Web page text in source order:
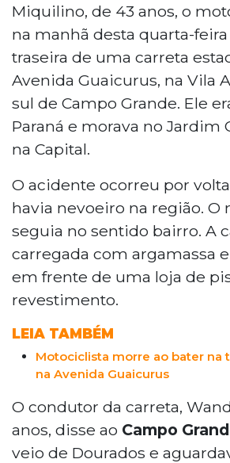
Miquilino, de 43 anos, o
na manhã desta quarta-
traseira de uma carreta
Avenida Guaicurus, na Vila
sul de Campo Grande. Ele
Paraná e morava no Jardim
na Capital.
O acidente ocorreu por
havia nevoeiro na região. O
seguia no sentido bairro. A
carregada com argamassa
em frente de uma loja de
revestimento.
LEIA TAMBÉM
Motociclista morre ao bater na
na Avenida Guaicurus
O condutor da carreta,
anos, disse ao Campo
veio de Dourados e